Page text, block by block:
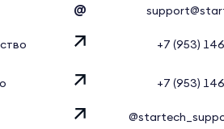
@
+7 (953)
+7 (953)